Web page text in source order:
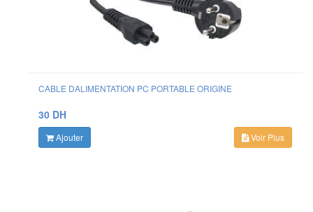
CABLE DALIMENTATION PC PORTABLE ORIGINE
30 DH
Ajouter Voir Plus